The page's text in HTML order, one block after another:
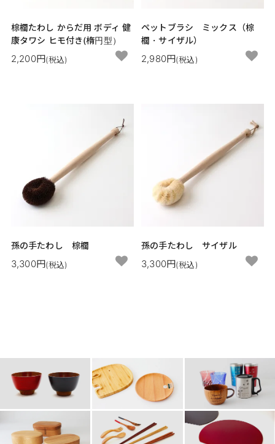
棕櫚たわし からだ用 ボディ 健
康タワシ ヒモ付き(楕円型）
2,200円(税込)
ペットブラシ ミックス（棕
櫚・サイザル）
2,980円(税込)
孫の手たわし 棕櫚
3,300円(税込)
孫の手たわし サイザル
3,300円(税込)